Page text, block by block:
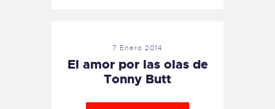
7 Enero 2014
El amor por las olas de
Tonny Butt